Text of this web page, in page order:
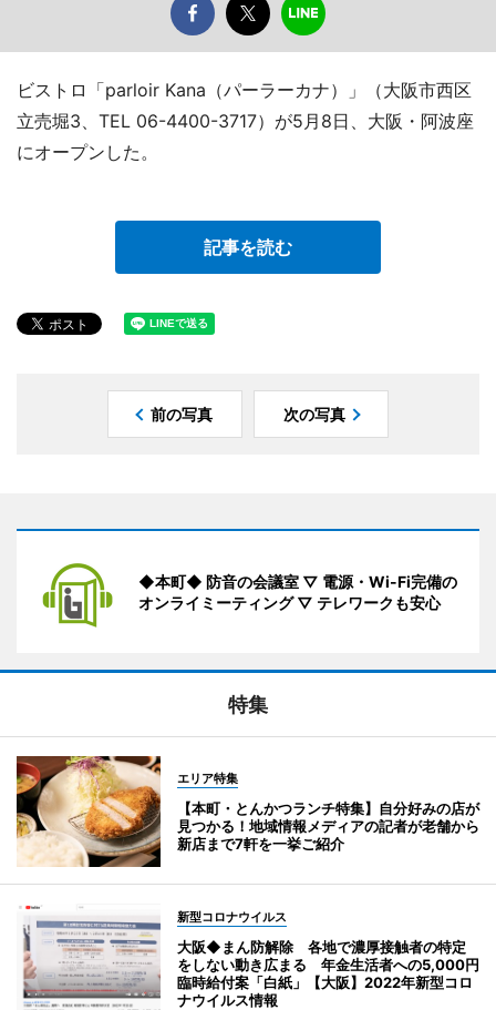
ビストロ「parloir Kana（パーラーカナ）」（大阪市西区
立売堀3、TEL 06-4400-3717）が5月8日、大阪・阿波座
にオープンした。
記事を読む
前の写真 次の写真
◆本町◆ 防音の会議室 ▽ 電源・Wi-Fi完備の
オンライミーティング ▽ テレワークも安心
特集
エリア特集
【本町・とんかつランチ特集】自分好みの店が
見つかる！地域情報メディアの記者が老舗から
新店まで7軒を一挙ご紹介
新型コロナウイルス
大阪◆まん防解除 各地で濃厚接触者の特定
をしない動き広まる 年金生活者への5,000円
臨時給付案「白紙」【大阪】2022年新型コロ
ナウイルス情報